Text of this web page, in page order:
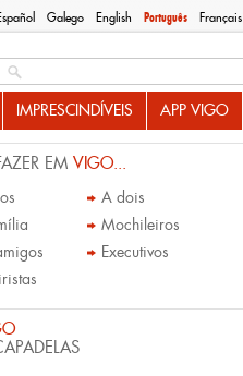
Galego English Português Français
IMPRESCINDÍVEIS APP VIGO
EM VIGO...
A dois
Mochileiros
Executivos